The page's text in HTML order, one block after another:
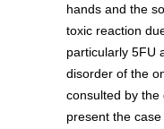
hands and the
toxic reaction
particularly 5FU
disorder of the
consulted by the
present the